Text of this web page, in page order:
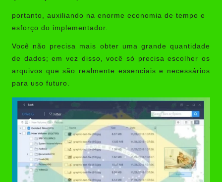
portanto, auxiliando na enorme economia de tempo e
esforço do implementador.
Você não precisa mais obter uma grande quantidade
de dados; em vez disso, você só precisa escolher os
arquivos que são realmente essenciais e necessários
para uso futuro.